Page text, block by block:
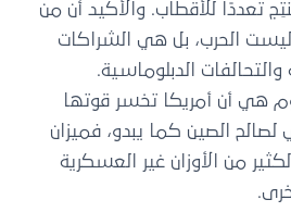
سيُنتِج تعددًا للأقطاب. والأكيد أن من
الحرب، بل هي الشراكات
الدبلوماسية.
هي أن أمريكا تخسر قوتها
لصالح الصين كما يبدو، فميزان
من الأوزان غير العسكرية